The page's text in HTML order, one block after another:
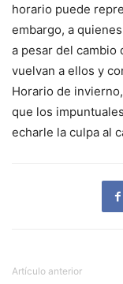
horario puede
embargo, a
a pesar del cambio
vuelvan a ellos y
Horario de
que los
echarle la culpa al
Artículo anterior